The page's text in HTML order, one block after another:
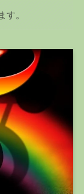
す。